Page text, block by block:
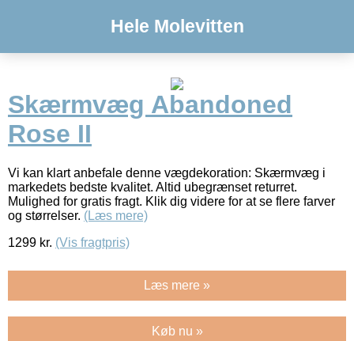
Hele Molevitten
Skærmvæg Abandoned
Rose II
Vi kan klart anbefale denne vægdekoration: Skærmvæg i
markedets bedste kvalitet. Altid ubegrænset returret.
Mulighed for gratis fragt. Klik dig videre for at se flere farver
og størrelser. (Læs mere)
1299 kr. (Vis fragtpris)
Læs mere »
Køb nu »